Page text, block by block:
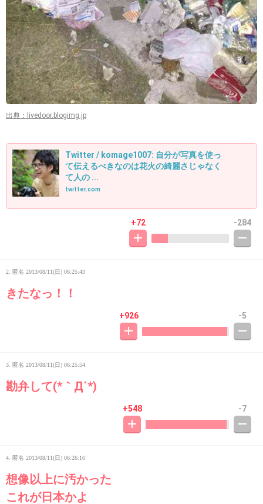
出典：livedoor.blogimg.jp
Twitter / komage1007: 自分が写真を使っ
て伝えるべきなのは花火の綺麗さじゃなく
て人の ...
twitter.com
+72 -284
2. 匿名 2013/08/11(日) 06:25:43
きたなっ！！
+926 -5
3. 匿名 2013/08/11(日) 06:25:54
勘弁して(*｀Д´*)
+548 -7
4. 匿名 2013/08/11(日) 06:26:16
想像以上に汚かった
これが日本かよ